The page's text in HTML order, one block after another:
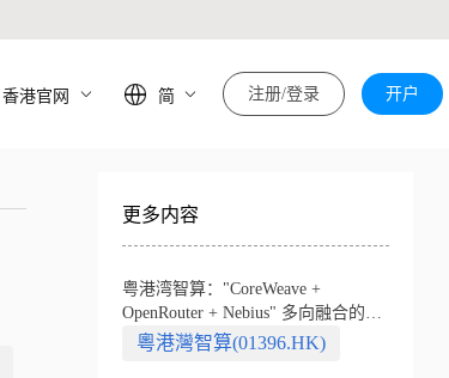
香港官网 简 注册/登录 开户
更多内容
粤港湾智算："CoreWeave +
OpenRouter + Nebius" 多向融合的中
国智算新范式
粵港灣智算(01396.HK)